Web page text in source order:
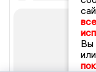
Вы
или